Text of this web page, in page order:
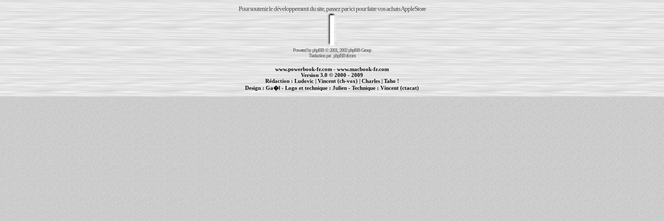
Pour soutenir le développement du site, passez par ici pour faire vos achats AppleStore
Powered byphpBB© 2001, 2002 phpBB Group
Traduction par :phpBB-fr.com
www.powerbook-fr.com - www.macbook-fr.com
Version 3.0 © 2000 - 2009
Rédaction : Ludovic|Vincent (ch-vox)| Charles|Taho !
Design :Ga�l - Logo et technique : Julien - Technique :Vincent (ctacat)
| | cr�ation de sites Internet